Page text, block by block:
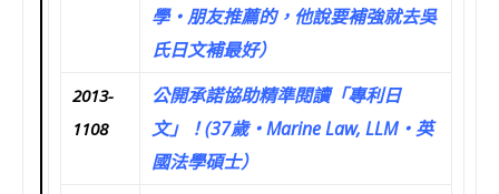
學‧朋友推薦的，他說要補強就去吳
氏日文補最好）
2013-
1108
公開承諾協助精準閱讀「專利日
文」！(37歲‧Marine Law, LLM‧英
國法學碩士）